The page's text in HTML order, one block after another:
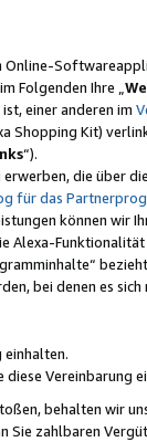
Online-
Folgenden Ihre „
einer anderen im
Shopping Kit)
“).
die über
für das
können wir
Alexa-
bei denen es
einhalten.
Vereinbarung
behalten wir
Sie zahlbaren